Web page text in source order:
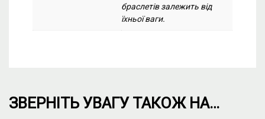
браслетів залежить від
їхньої ваги.
ЗВЕРНІТЬ УВАГУ ТАКОЖ НА…